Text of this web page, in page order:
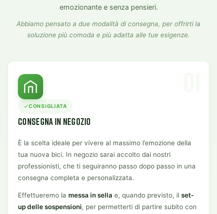
emozionante e senza pensieri.
Abbiamo pensato a due modalità di consegna, per offrirti la
soluzione più comoda e più adatta alle tue esigenze.
CONSIGLIATA
CONSEGNA IN NEGOZIO
È la scelta ideale per vivere al massimo l’emozione della
tua nuova bici. In negozio sarai accolto dai nostri
professionisti, che ti seguiranno passo dopo passo in una
consegna completa e personalizzata.
Effettueremo la messa in sella e, quando previsto, il set-
up delle sospensioni, per permetterti di partire subito con